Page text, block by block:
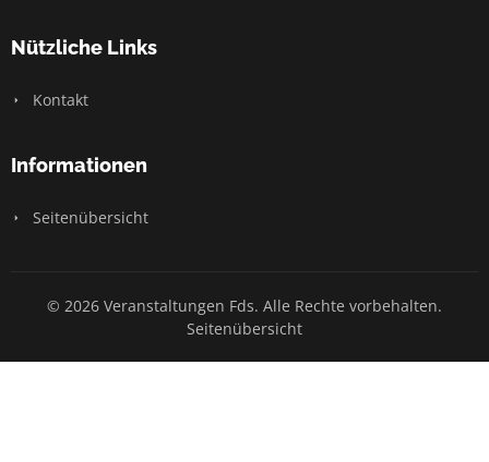
Nützliche Links
Kontakt
Informationen
Seitenübersicht
© 2026 Veranstaltungen Fds. Alle Rechte vorbehalten.
Seitenübersicht